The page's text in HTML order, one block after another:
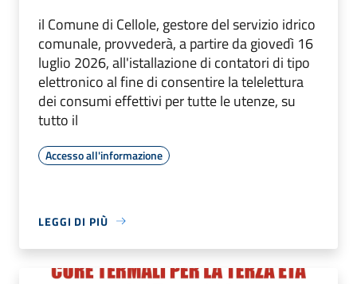
il Comune di Cellole, gestore del servizio idrico
comunale, provvederà, a partire da giovedì 16
luglio 2026, all'istallazione di contatori di tipo
elettronico al fine di consentire la telelettura
dei consumi effettivi per tutte le utenze, su
tutto il
Accesso all'informazione
LEGGI DI PIÙ